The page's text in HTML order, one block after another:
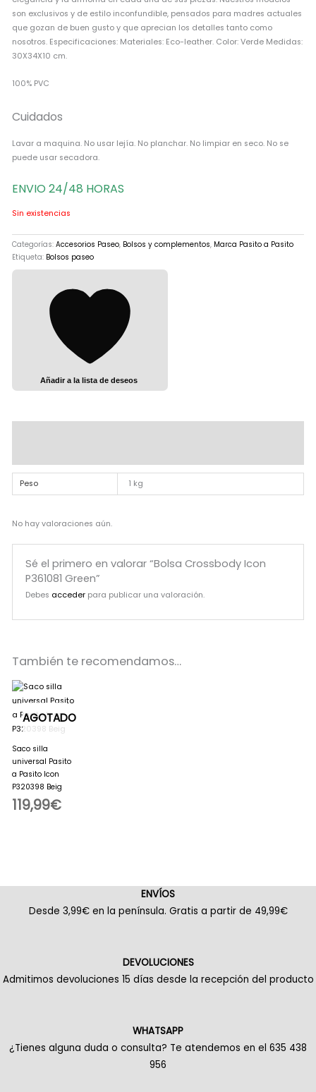
son exclusivos y de estilo inconfundible, pensados para madres actuales
que gozan de buen gusto y que aprecian los detalles tanto como
nosotros. Especificaciones: Materiales: Eco-leather. Color: Verde Medidas:
30X34X10 cm.
100% PVC
Cuidados
Lavar a maquina. No usar lejía. No planchar. No limpiar en seco. No se
puede usar secadora.
ENVIO 24/48 HORAS
Sin existencias
Categorías: Accesorios Paseo, Bolsos y complementos, Marca Pasito a Pasito
Etiqueta: Bolsos paseo
Añadir a la lista de deseos
Peso 1 kg
No hay valoraciones aún.
Sé el primero en valorar “Bolsa Crossbody Icon
P361081 Green”
Debes acceder para publicar una valoración.
También te recomendamos…
AGOTADO
Saco silla
universal Pasito
a Pasito Icon
P320398 Beig
119,99€
ENVÍOS
Desde 3,99€ en la península. Gratis a partir de 49,99€
DEVOLUCIONES
Admitimos devoluciones 15 días desde la recepción del producto
WHATSAPP
¿Tienes alguna duda o consulta? Te atendemos en el 635 438
956